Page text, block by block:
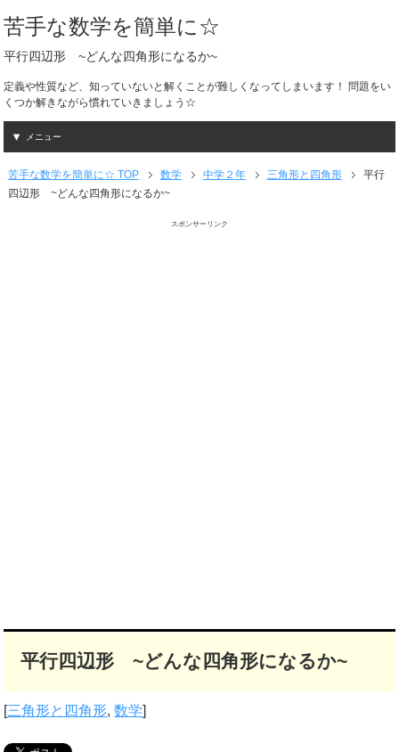
苦手な数学を簡単に☆
平行四辺形 ~どんな四角形になるか~
定義や性質など、知っていないと解くことが難しくなってしまいます！ 問題をい
くつか解きながら慣れていきましょう☆
メニュー
苦手な数学を簡単に☆ TOP 数学 中学２年 三角形と四角形
平行
四辺形 ~どんな四角形になるか~
スポンサーリンク
平行四辺形 ~どんな四角形になるか~
[三角形と四角形,数学]